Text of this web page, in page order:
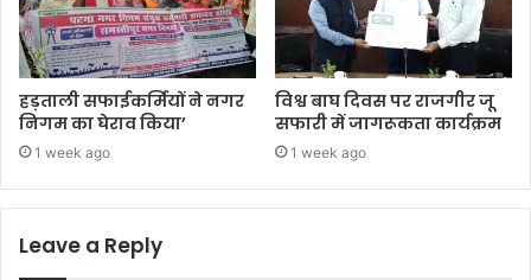
हड़ताली सफाईकर्मियों ने नगर
निगम का घेराव किया’
1 week ago
विश्व बाघ दिवस पर राजगीर जू
सफारी में जागरूकता कार्यक्रम
1 week ago
Leave a Reply